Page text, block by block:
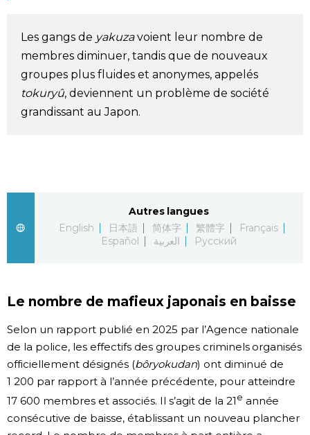
Gastronomie
Le japonais
Images
Vidéos
Tokyo
Les gangs de yakuzavoient leur nombre de
membres diminuer, tandis que de nouveaux
groupes plus fluides et anonymes, appelés
tokuryû, deviennent un problème de société
grandissant au Japon.
Autres langues
English
日本語 简体字 繁體字
Français
Español
العربية Русский
Le nombre de mafieux japonais en baisse
Selon un rapport publié en 2025 par l’Agence nationale
de la police, les effectifs des groupes criminels organisés
officiellement désignés (bôryokudan) ont diminué de
1 200 par rapport à l’année précédente, pour atteindre
17 600 membres et associés. Il s’agit de la 21 e année
consécutive de baisse, établissant un nouveau plancher